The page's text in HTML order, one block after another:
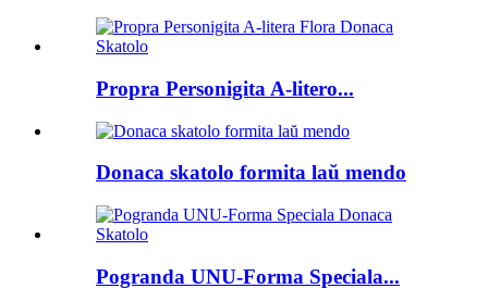
Propra Personigita A-litero...
Donaca skatolo formita laŭ mendo
Pogranda UNU-Forma Speciala...